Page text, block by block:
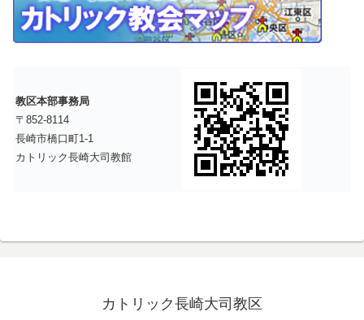
教区本部事務局
〒852-8114
長崎市橋口町1-1
カトリック長崎大司教館
カトリック長崎大司教区